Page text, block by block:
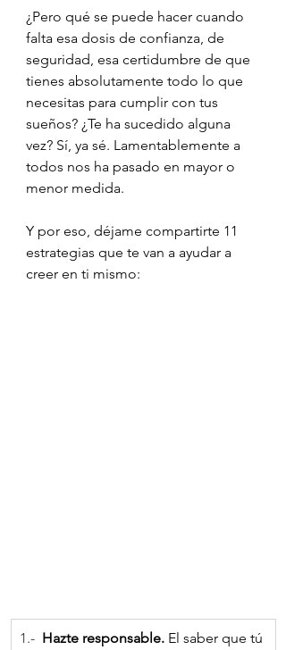
¿Pero qué se puede hacer cuando
falta esa dosis de confianza, de
seguridad, esa certidumbre de que
tienes absolutamente todo lo que
necesitas para cumplir con tus
sueños? ¿Te ha sucedido alguna
vez? Sí, ya sé. Lamentablemente a
todos nos ha pasado en mayor o
menor medida.
Y por eso, déjame compartirte 11
estrategias que te van a ayudar a
creer en ti mismo:
1.- Hazte responsable. El saber que tú